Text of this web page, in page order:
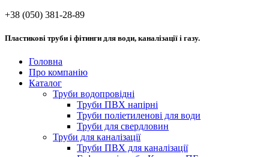
+38 (050) 381-28-89
Пластикові труби і фітинги для води, каналізації і газу.
Головна
Про компанію
Каталог
Труби водопровідні
Труби ПВХ напірні
Труби поліетиленові для води
Труби для свердловин
Труби для каналізації
Труби ПВХ для каналізації